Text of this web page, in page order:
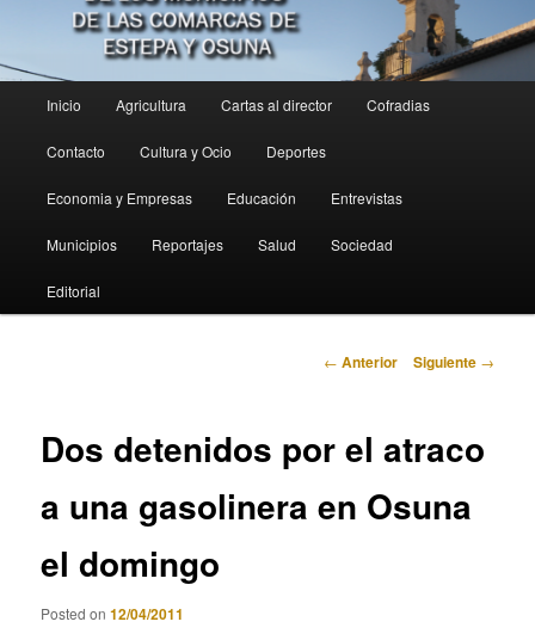
principal
Inicio Agricultura Cartas al director Cofradias
Contacto Cultura y Ocio Deportes
Economia y Empresas Educación Entrevistas
Municipios Reportajes Salud Sociedad
Editorial
Navegación
← Anterior Siguiente →
Dos detenidos por el atraco
a una gasolinera en Osuna
el domingo
Posted on12/04/2011